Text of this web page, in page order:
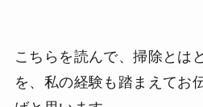
こちらを読んで、掃除とは
を、私の経験も踏まえてお